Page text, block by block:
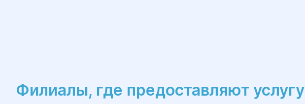
Филиалы, где предоставляют услугу